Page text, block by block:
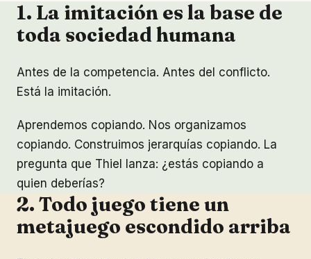
1. La imitación es la base de
toda sociedad humana
Antes de la competencia. Antes del conflicto.
Está la imitación.
Aprendemos copiando. Nos organizamos
copiando. Construimos jerarquías copiando. La
pregunta que Thiel lanza: ¿estás copiando a
quien deberías?
2. Todo juego tiene un
metajuego escondido arriba